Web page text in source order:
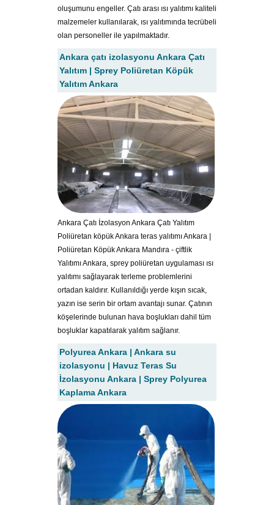
oluşumunu engeller. Çatı arası ısı yalıtımı kaliteli
malzemeler kullanılarak, ısı yalıtımında tecrübeli
olan personeller ile yapılmaktadır.
Ankara çatı izolasyonu Ankara Çatı
Yalıtım | Sprey Poliüretan Köpük
Yalıtım Ankara
Ankara Çatı İzolasyon Ankara Çatı Yalıtım
Poliüretan köpük Ankara teras yalıtımı Ankara |
Poliüretan Köpük Ankara Mandıra - çiftlik
Yalıtımı Ankara, sprey poliüretan uygulaması ısı
yalıtımı sağlayarak terleme problemlerini
ortadan kaldırır. Kullanıldığı yerde kışın sıcak,
yazın ise serin bir ortam avantajı sunar. Çatının
köşelerinde bulunan hava boşlukları dahil tüm
boşluklar kapatılarak yalıtım sağlanır.
Polyurea Ankara | Ankara su
izolasyonu | Havuz Teras Su
İzolasyonu Ankara | Sprey Polyurea
Kaplama Ankara